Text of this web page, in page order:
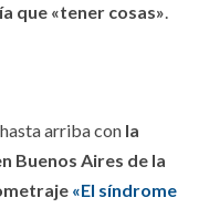
que «tener cosas».
arriba con la
Buenos Aires de la
«El síndrome